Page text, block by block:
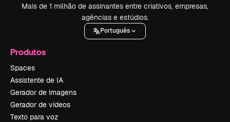
Mais de 1 milhão de assinantes entre criativos, empresas,
agências e estúdios.
Português
Produtos
Spaces
Assistente de IA
Gerador de imagens
Gerador de vídeos
Texto para voz